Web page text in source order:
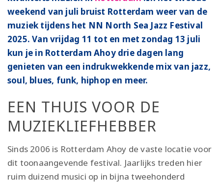
weekend van juli bruist Rotterdam weer van de
muziek tijdens het NN North Sea Jazz Festival
2025. Van vrijdag 11 tot en met zondag 13 juli
kun je in Rotterdam Ahoy drie dagen lang
genieten van een indrukwekkende mix van jazz,
soul, blues, funk, hiphop en meer.
EEN THUIS VOOR DE
MUZIEKLIEFHEBBER
Sinds 2006 is Rotterdam Ahoy de vaste locatie voor
dit toonaangevende festival. Jaarlijks treden hier
ruim duizend musici op in bijna tweehonderd